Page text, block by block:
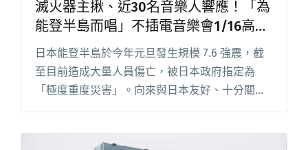
滅火器主揪、近30名音樂人響應！「為
能登半島而唱」不插電音樂會1/16高流
海邊的卡夫卡登場
日本能登半島於今年元旦發生規模 7.6 強震，截
至目前造成大量人員傷亡，被日本政府指定為
「極度重度災害」。向來與日本友好、十分關心
能登半島地震災情的滅火器為支援能登地震賑
及近 30 位音樂人共同發起閱讀全文 "滅火器主